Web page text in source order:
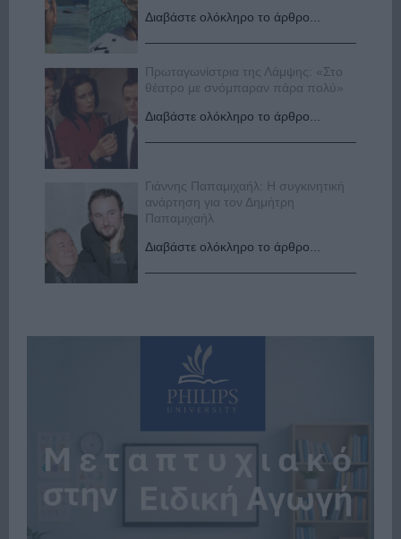
Διαβάστε ολόκληρο το άρθρο...
Πρωταγωνίστρια της Λάμψης: «Στο
θέατρο με σνόμπαραν πάρα πολύ»
Διαβάστε ολόκληρο το άρθρο...
Γιάννης Παπαμιχαήλ: Η συγκινητική
ανάρτηση για τον Δημήτρη
Παπαμιχαήλ
Διαβάστε ολόκληρο το άρθρο...